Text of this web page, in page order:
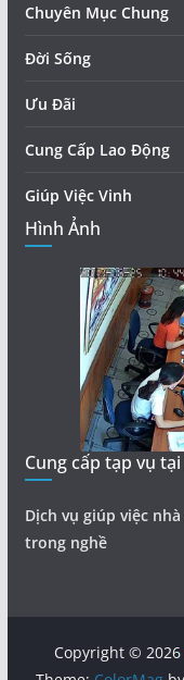
Chuyên Mục Chung
Đời Sống
Ưu Đãi
Cung Cấp Lao Động
Giúp Việc Vinh
Hình Ảnh
Cung cấp tạp vụ
Dịch vụ giúp việc
trong nghề
Copyright © 2026